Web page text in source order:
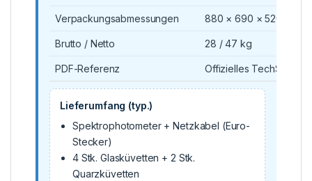
Verpackungsabmessungen 880 × 690 × 520 mm
Brutto / Netto 28 / 47 kg
PDF-Referenz Offizielles TechSpec
Lieferumfang (typ.)
Spektrophotometer + Netzkabel (Euro-
Stecker)
4 Stk. Glasküvetten + 2 Stk.
Quarzküvetten